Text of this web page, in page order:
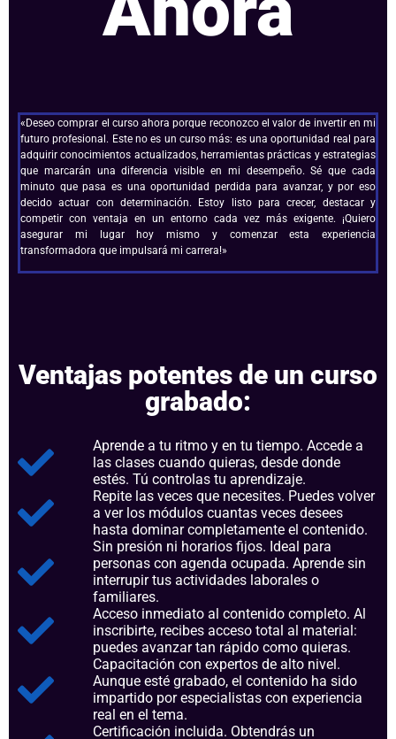
«Deseo comprar el curso ahora porque reconozco el valor de invertir en mi
futuro profesional. Este no es un curso más: es una oportunidad real para
adquirir conocimientos actualizados, herramientas prácticas y estrategias
que marcarán una diferencia visible en mi desempeño. Sé que cada
minuto que pasa es una oportunidad perdida para avanzar, y por eso
decido actuar con determinación. Estoy listo para crecer, destacar y
competir con ventaja en un entorno cada vez más exigente. ¡Quiero
asegurar mi lugar hoy mismo y comenzar esta experiencia
transformadora que impulsará mi carrera!»
Ventajas potentes de un curso
grabado:
Aprende a tu ritmo y en tu tiempo. Accede a
las clases cuando quieras, desde donde
estés. Tú controlas tu aprendizaje.
Repite las veces que necesites. Puedes volver
a ver los módulos cuantas veces desees
hasta dominar completamente el contenido.
Sin presión ni horarios fijos. Ideal para
personas con agenda ocupada. Aprende sin
interrupir tus actividades laborales o
familiares.
Acceso inmediato al contenido completo. Al
inscribirte, recibes acceso total al material:
puedes avanzar tan rápido como quieras.
Capacitación con expertos de alto nivel.
Aunque esté grabado, el contenido ha sido
impartido por especialistas con experiencia
real en el tema.
Certificación incluida. Obtendrás un